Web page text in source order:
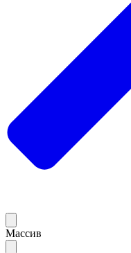
Массив